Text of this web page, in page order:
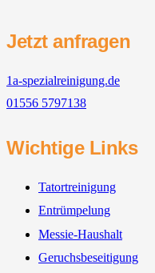
Jetzt anfragen
1a-spezialreinigung.de
01556 5797138
Wichtige Links
Tatortreinigung
Entrümpelung
Messie-Haushalt
Geruchsbeseitigung